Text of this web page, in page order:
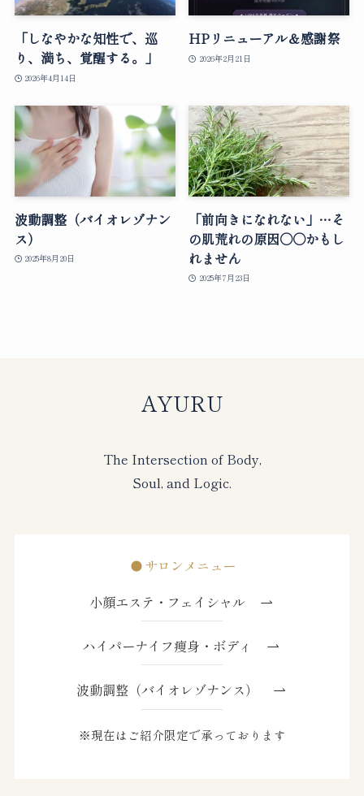
「しなやかな知性で、巡
り、満ち、覚醒する。」
2026年4月14日
HPリニューアル＆感謝祭
2026年2月21日
波動調整（バイオレゾナン
ス）
2025年8月20日
「前向きになれない」…そ
の肌荒れの原因○○かもし
れません
2025年7月23日
AYURU
The Intersection of Body,
Soul, and Logic.
サロンメニュー
小顔エステ・フェイシャル
ハイパーナイフ痩身・ボディ
波動調整（バイオレゾナンス）
※現在はご紹介限定で承っております